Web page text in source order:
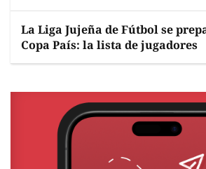
La Liga Jujeña de Fútbol se
Copa País: la lista de jugadores